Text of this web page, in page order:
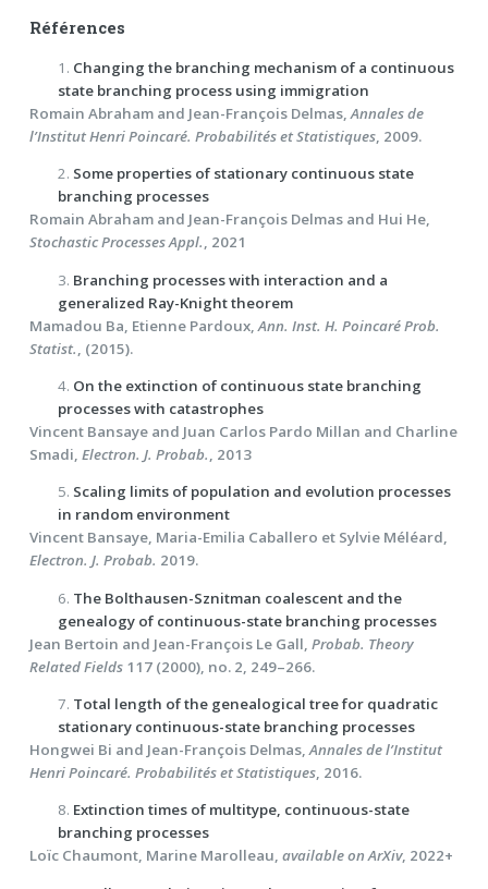
Références
1. Changing the branching mechanism of a continuous
state branching process using immigration
Romain Abraham and Jean-François Delmas,Annales de
l’Institut Henri Poincaré. Probabilités et Statistiques, 2009.
2. Some properties of stationary continuous state
branching processes
Romain Abraham and Jean-François Delmas and Hui He,
Stochastic Processes Appl., 2021
3. Branching processes with interaction and a
generalized Ray-Knight theorem
Mamadou Ba, Etienne Pardoux,Ann. Inst. H. Poincaré Prob.
Statist., (2015).
4. On the extinction of continuous state branching
processes with catastrophes
Vincent Bansaye and Juan Carlos Pardo Millan and Charline
Smadi, Electron. J. Probab., 2013
5. Scaling limits of population and evolution processes
in random environment
Vincent Bansaye, Maria-Emilia Caballero et Sylvie Méléard,
Electron. J. Probab. 2019.
6. The Bolthausen-Sznitman coalescent and the
genealogy of continuous-state branching processes
Jean Bertoin and Jean-François Le Gall, Probab. Theory
Related Fields117 (2000), no. 2, 249–266.
7. Total length of the genealogical tree for quadratic
stationary continuous-state branching processes
Hongwei Bi and Jean-François Delmas,Annales de l’Institut
Henri Poincaré. Probabilités et Statistiques, 2016.
8. Extinction times of multitype, continuous-state
branching processes
Loïc Chaumont, Marine Marolleau, available on ArXiv, 2022+